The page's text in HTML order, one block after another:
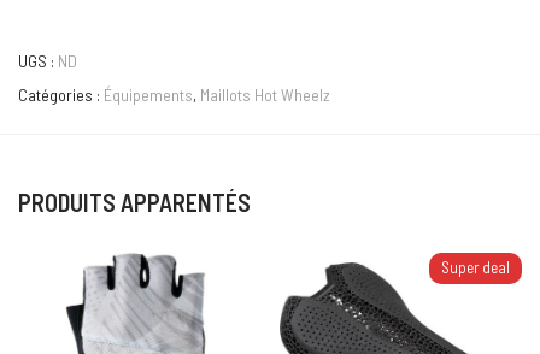
UGS : ND
Catégories : Équipements, Maillots Hot Wheelz
PRODUITS APPARENTÉS
Super deal